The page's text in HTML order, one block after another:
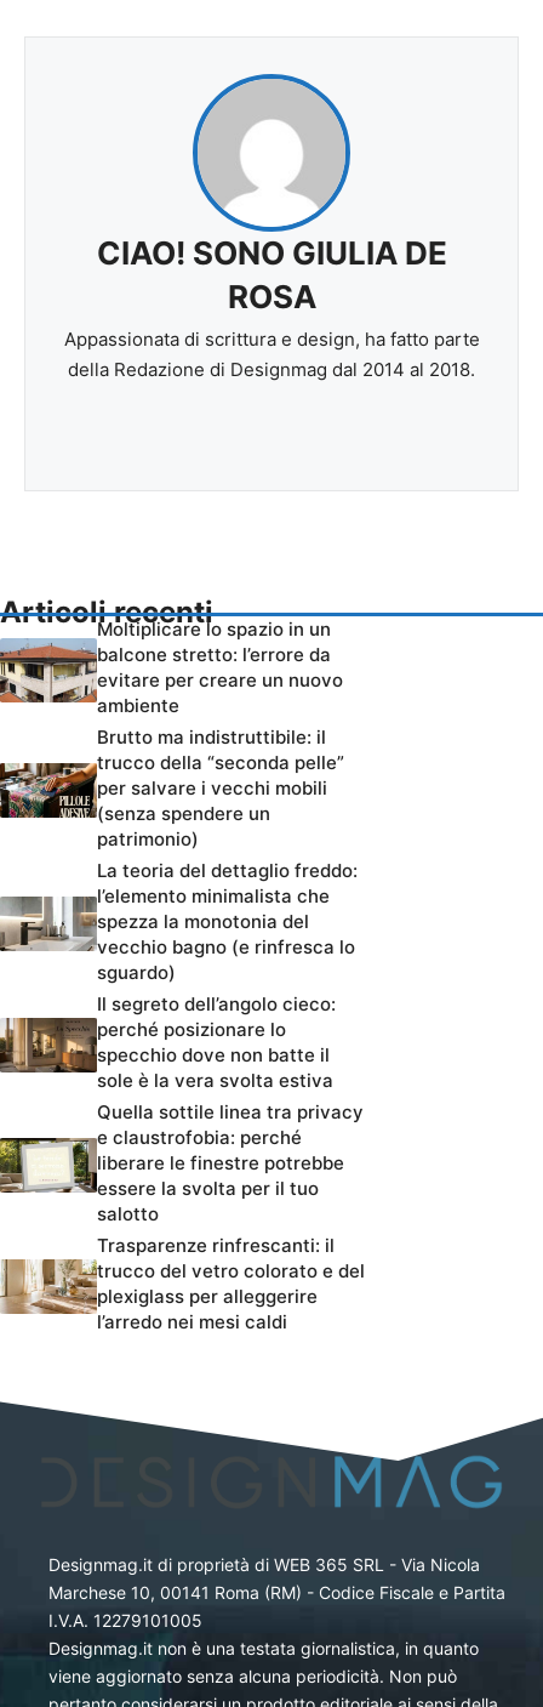
CIAO! SONO GIULIA DE
ROSA
Appassionata di scrittura e design, ha fatto parte
della Redazione di Designmag dal 2014 al 2018.
Articoli recenti
Moltiplicare lo spazio in un
balcone stretto: l’errore da
evitare per creare un nuovo
ambiente
Brutto ma indistruttibile: il
trucco della “seconda pelle”
per salvare i vecchi mobili
(senza spendere un
patrimonio)
La teoria del dettaglio freddo:
l’elemento minimalista che
spezza la monotonia del
vecchio bagno (e rinfresca lo
sguardo)
Il segreto dell’angolo cieco:
perché posizionare lo
specchio dove non batte il
sole è la vera svolta estiva
Quella sottile linea tra privacy
e claustrofobia: perché
liberare le finestre potrebbe
essere la svolta per il tuo
salotto
Trasparenze rinfrescanti: il
trucco del vetro colorato e del
plexiglass per alleggerire
l’arredo nei mesi caldi
Designmag.it di proprietà di WEB 365 SRL - Via Nicola
Marchese 10, 00141 Roma (RM) - Codice Fiscale e Partita
I.V.A. 12279101005
Designmag.it non è una testata giornalistica, in quanto
viene aggiornato senza alcuna periodicità. Non può